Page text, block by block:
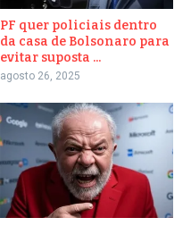
PF quer policiais dentro
da casa de Bolsonaro para
evitar suposta ...
agosto 26, 2025